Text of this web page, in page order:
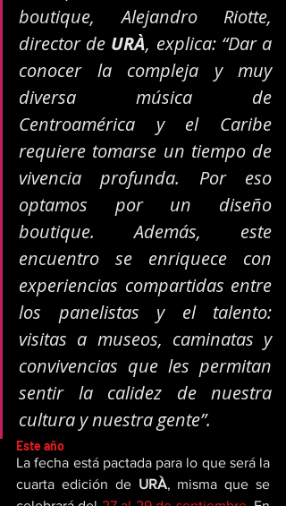
boutique, Alejandro Riotte,
director de URÀ, explica: “Dar a
conocer la compleja y muy
diversa música de
Centroamérica y el Caribe
requiere tomarse un tiempo de
vivencia profunda. Por eso
optamos por un diseño
boutique. Además, este
encuentro se enriquece con
experiencias compartidas entre
los panelistas y el talento:
visitas a museos, caminatas y
convivencias que les permitan
sentir la calidez de nuestra
cultura y nuestra gente”.
Este año
La fecha está pactada para lo que será la
cuarta edición de URÀ, misma que se